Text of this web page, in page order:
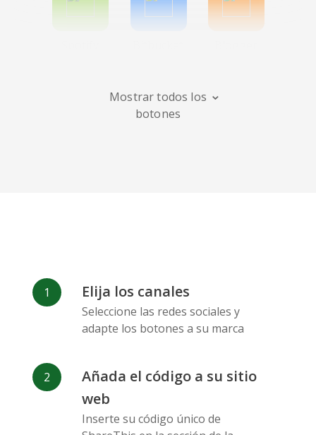
Deviantart Dribbble
Flickr Gitlab
Google
Mostrar todos los
botones
Elija los canales
Seleccione las redes sociales y
adapte los botones a su marca
Añada el código a su sitio
web
Inserte su código único de